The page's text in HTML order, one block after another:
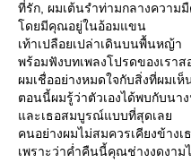
ที่รัก, ผมเต้นรำท่ามกลางความ
ดยมีคุณอยู่ในอ้อมแขน
เท้าเปลือยเปล่าเดินบนพื้นหญ้า
พร้อมฟังบทเพลงโปรดของเราส
ผมเชื่ออย่างหมดใจกับสิ่งที่ผมเ
ตอนนี้ผมรู้ว่าตัวเองได้พบกับนา
ละเธอสมบูรณ์แบบที่สุดเล
คนอย่างผมไม่สมควรเคียงข้างเ
เพราะว่าค่ำคืนนี้คุณช่างงดงาม